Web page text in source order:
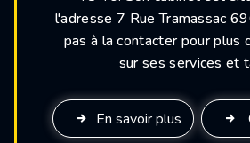
l'adresse 7 Rue Tramassac
pas à la contacter pour plus
sur ses services et
En savoir plus